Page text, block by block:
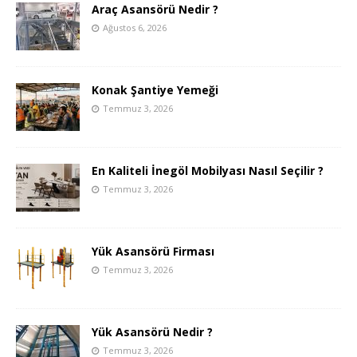
Araç Asansörü Nedir ?
Ağustos 6, 2026
Konak Şantiye Yemeği
Temmuz 3, 2026
En Kaliteli İnegöl Mobilyası Nasıl Seçilir ?
Temmuz 3, 2026
Yük Asansörü Firması
Temmuz 3, 2026
Yük Asansörü Nedir ?
Temmuz 3, 2026